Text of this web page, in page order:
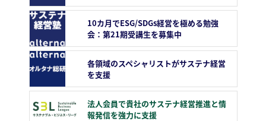
10カ月でESG/SDGs経営を極める勉強
会：第21期受講生を募集中
各領域のスペシャリストがサステナ経営
を支援
法人会員で貴社のサステナ経営推進と情
報発信を強力に支援